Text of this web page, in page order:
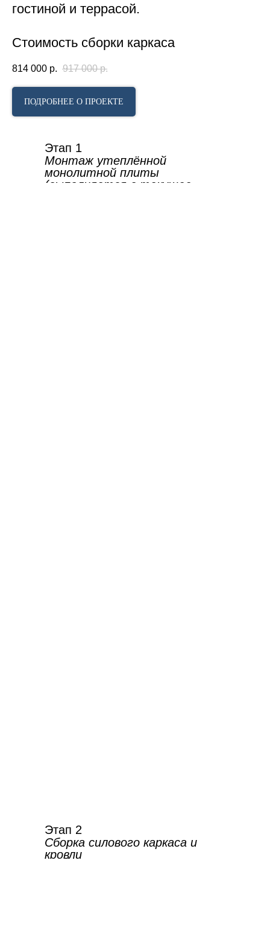
гостиной и террасой.
Стоимость сборки каркаса
814 000 р. 917 000 р.
ПОДРОБНЕЕ О ПРОЕКТЕ
Этап 1
Монтаж утеплённой
монолитной плиты
(выполняется в текущее
Этап 2
Сборка силового каркаса и
кровли